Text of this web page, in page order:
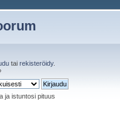
tai rekisteröidy.
ja istuntosi pituus